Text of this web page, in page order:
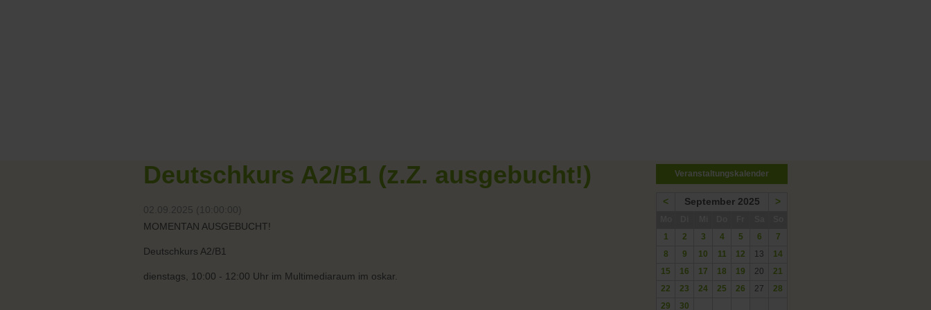
Deutschkurs A2/B1 (z.Z. ausgebucht!)
02.09.2025 (10:00:00)
MOMENTAN AUSGEBUCHT!
Deutschkurs A2/B1
dienstags, 10:00 - 12:00 Uhr im Multimediaraum im oskar.
Veranstaltungskalender
< September 2025 >
1
2 3 4 5 6
7
8
9 10 11 12 13
14
15
16 17 18 19 20
21
22
23 24 25 26 27
28
29
30